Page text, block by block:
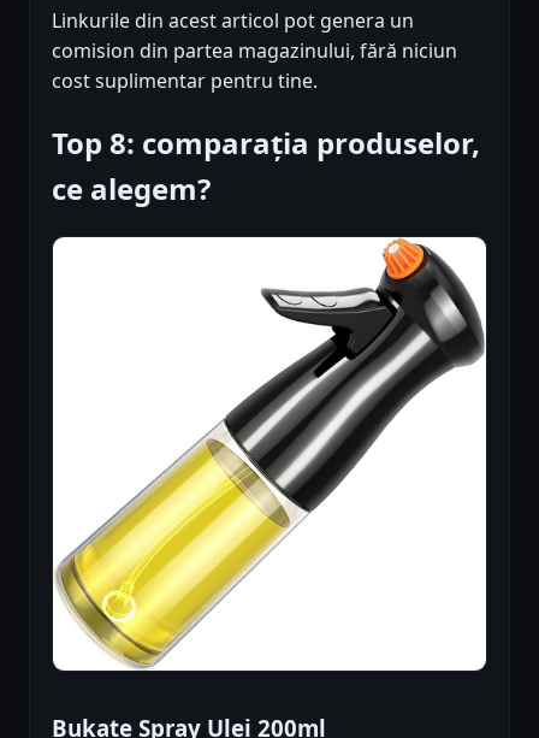
Linkurile din acest articol pot genera un
comision din partea magazinului, fără niciun
cost suplimentar pentru tine.
Top 8: comparația produselor,
ce alegem?
Bukate Spray Ulei 200ml